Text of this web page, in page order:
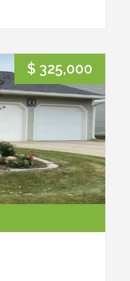
$ 325,000